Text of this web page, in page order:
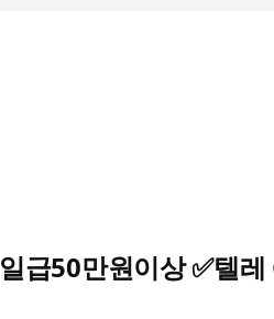
일급50만원이상 ✅텔